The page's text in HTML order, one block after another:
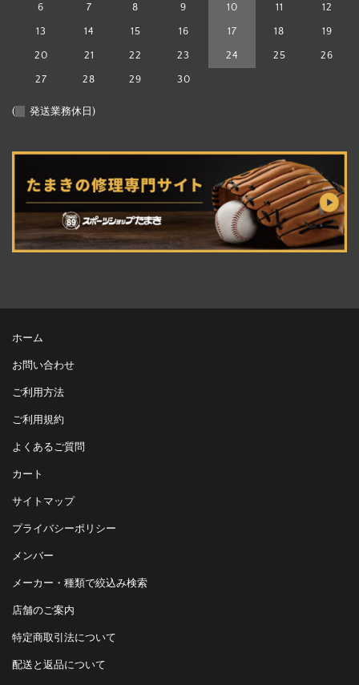
6 7 8 9 10 11 12
13 14 15 16 17 18 19
20 21 22 23 24 25 26
27 28 29 30
( 発送業務休日)
ホーム
お問い合わせ
ご利用方法
ご利用規約
よくあるご質問
カート
サイトマップ
プライバシーポリシー
メンバー
メーカー・種類で絞込み検索
店舗のご案内
特定商取引法について
配送と返品について